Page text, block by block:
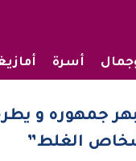
أسرة
جمهوره و
الغلط”